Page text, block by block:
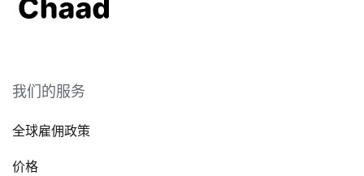
我们的服务
全球雇佣政策
价格